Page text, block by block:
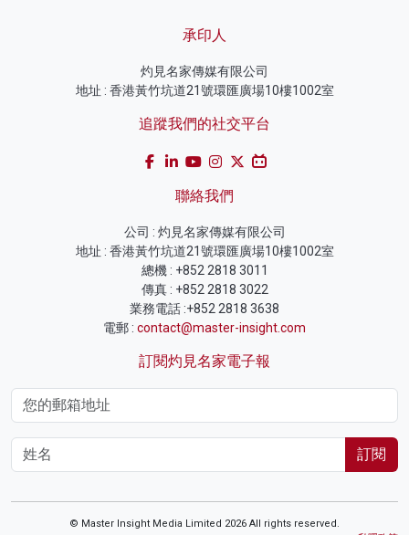
承印人
灼見名家傳媒有限公司
地址 : 香港黃竹坑道21號環匯廣場10樓1002室
追蹤我們的社交平台
聯絡我們
公司 : 灼見名家傳媒有限公司
地址 : 香港黃竹坑道21號環匯廣場10樓1002室
總機 : +852 2818 3011
傳真 : +852 2818 3022
業務電話 :+852 2818 3638
電郵 : contact@master-insight.com
訂閱灼見名家電子報
訂閱
© Master Insight Media Limited 2026 All rights reserved.